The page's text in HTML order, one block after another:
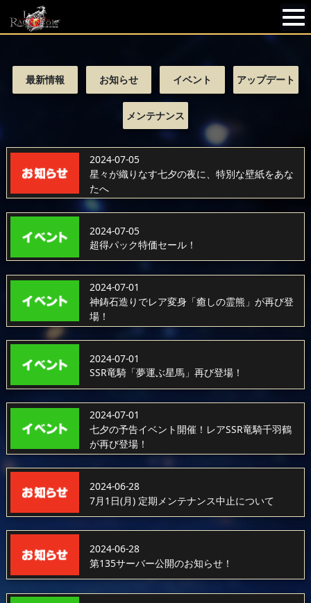
最新情報 お知らせ イベント アップデート
メンテナンス
2024-07-05
星々が織りなす七夕の夜に、特別な壁紙をあな
たへ
2024-07-05
超得パック特価セール！
2024-07-01
神鋳石造りでレア変身「癒しの霊熊」が再び登
場！
2024-07-01
SSR竜騎「夢運ぶ星馬」再び登場！
2024-07-01
七夕の予告イベント開催！レアSSR竜騎千羽鶴
が再び登場！
2024-06-28
7月1日(月) 定期メンテナンス中止について
2024-06-28
第135サーバー公開のお知らせ！